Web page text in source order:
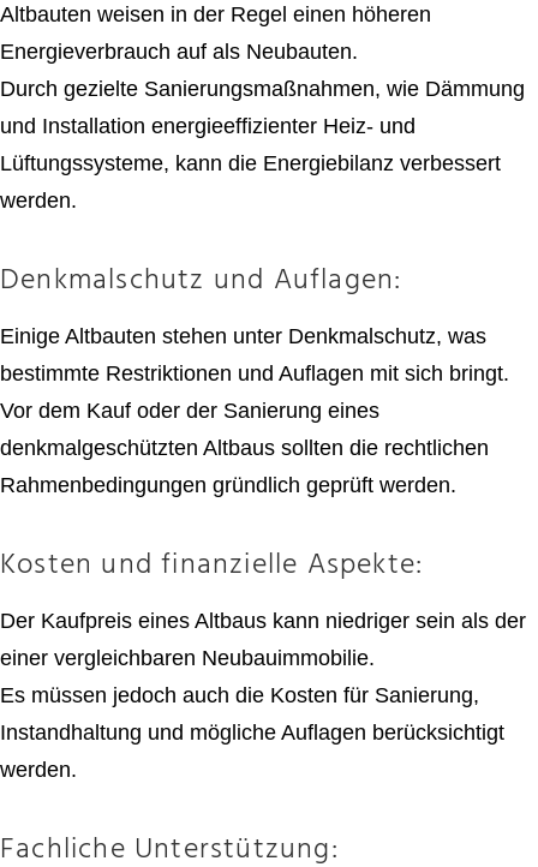
Altbauten weisen in der Regel einen höheren
Energieverbrauch auf als Neubauten.
Durch gezielte Sanierungsmaßnahmen, wie Dämmung
und Installation energieeffizienter Heiz- und
Lüftungssysteme, kann die Energiebilanz verbessert
werden.
Denkmalschutz und Auflagen:
Einige Altbauten stehen unter Denkmalschutz, was
bestimmte Restriktionen und Auflagen mit sich bringt.
Vor dem Kauf oder der Sanierung eines
denkmalgeschützten Altbaus sollten die rechtlichen
Rahmenbedingungen gründlich geprüft werden.
Kosten und finanzielle Aspekte:
Der Kaufpreis eines Altbaus kann niedriger sein als der
einer vergleichbaren Neubauimmobilie.
Es müssen jedoch auch die Kosten für Sanierung,
Instandhaltung und mögliche Auflagen berücksichtigt
werden.
Fachliche Unterstützung: